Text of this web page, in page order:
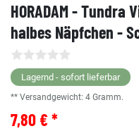
HORADAM -
halbes Näpfchen -
Lagernd - sofort lieferbar
** Versandgewicht: 4 Gramm.
7,80 € *